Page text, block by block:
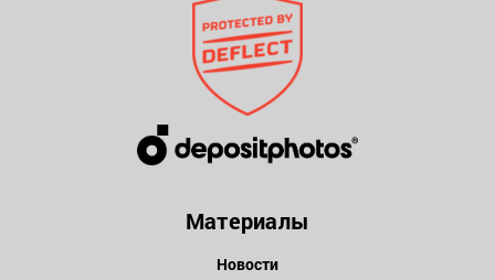
Материалы
Новости